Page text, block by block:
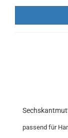
passend für